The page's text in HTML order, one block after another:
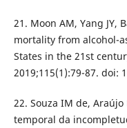
21. Moon AM, Yang JY,
mortality from alcohol-
States in the 21st
2019;115(1):79-87. doi:
22. Souza IM de,
temporal da